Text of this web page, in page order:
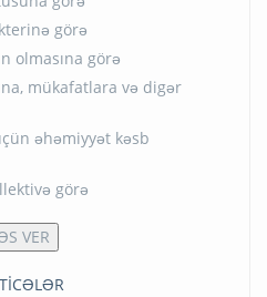
görə
olmasına görə
mükafatlara və digər
əhəmiyyət kəsb
görə